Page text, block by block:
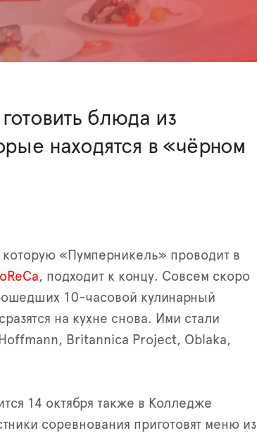
блюда из
находятся в «чёрном
«Пумперникель» проводит в
, подходит к концу. Совсем скоро
10-часовой кулинарный
на кухне снова. Ими стали
Britannica Project, Oblaka,
14 октября также в Колледже
соревнования приготовят меню из